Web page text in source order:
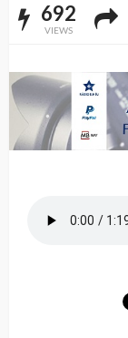
692
VIEWS